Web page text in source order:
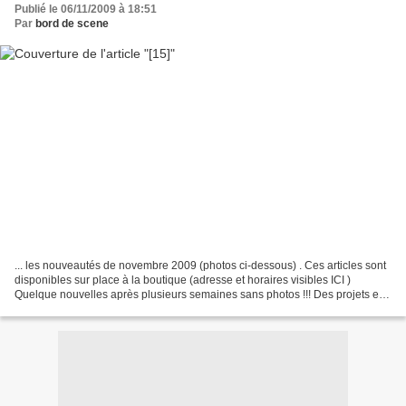
Publié le 06/11/2009 à 18:51
Par bord de scene
... les nouveautés de novembre 2009 (photos ci-dessous) . Ces articles sont
disponibles sur place à la boutique (adresse et horaires visibles ICI )
Quelque nouvelles après plusieurs semaines sans photos !!! Des projets en